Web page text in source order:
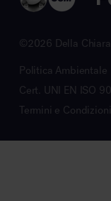
©2026 Della
Politica Ambientale
Cert. UNI EN ISO
Termini e Condizioni